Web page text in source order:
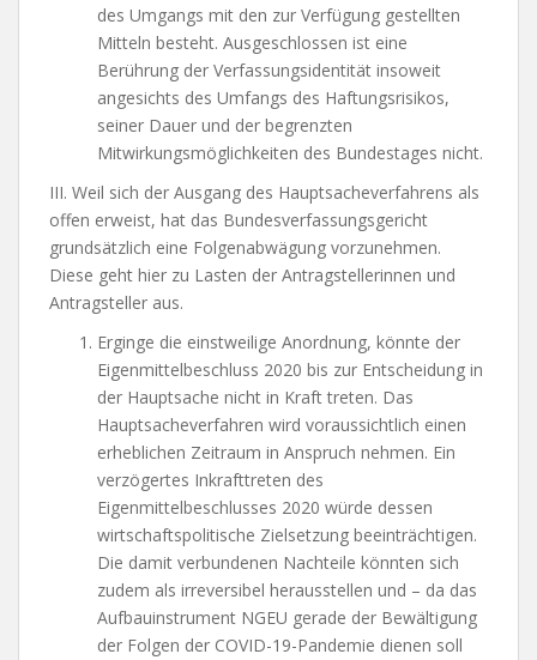
des Umgangs mit den zur Verfügung gestellten
Mitteln besteht. Ausgeschlossen ist eine
Berührung der Verfassungsidentität insoweit
angesichts des Umfangs des Haftungsrisikos,
seiner Dauer und der begrenzten
Mitwirkungsmöglichkeiten des Bundestages nicht.
III. Weil sich der Ausgang des Hauptsacheverfahrens als
offen erweist, hat das Bundesverfassungsgericht
grundsätzlich eine Folgenabwägung vorzunehmen.
Diese geht hier zu Lasten der Antragstellerinnen und
Antragsteller aus.
Erginge die einstweilige Anordnung, könnte der
Eigenmittelbeschluss 2020 bis zur Entscheidung in
der Hauptsache nicht in Kraft treten. Das
Hauptsacheverfahren wird voraussichtlich einen
erheblichen Zeitraum in Anspruch nehmen. Ein
verzögertes Inkrafttreten des
Eigenmittelbeschlusses 2020 würde dessen
wirtschaftspolitische Zielsetzung beeinträchtigen.
Die damit verbundenen Nachteile könnten sich
zudem als irreversibel herausstellen und – da das
Aufbauinstrument NGEU gerade der Bewältigung
der Folgen der COVID-19-Pandemie dienen soll